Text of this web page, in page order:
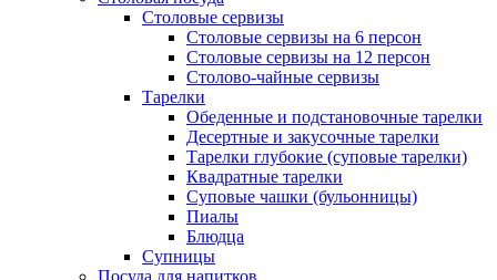
Столовые сервизы
Столовые сервизы на 6 персон
Столовые сервизы на 12 персон
Столово-чайные сервизы
Тарелки
Обеденные и подстановочные тарелки
Десертные и закусочные тарелки
Тарелки глубокие (суповые тарелки)
Квадратные тарелки
Суповые чашки (бульонницы)
Пиалы
Блюдца
Супницы
Посуда для напитков